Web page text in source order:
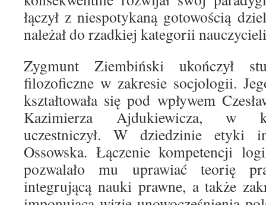
łączył z niespotykaną gotowością
należał do rzadkiej kategorii
Zygmunt Ziembiński ukończył
filozoficzne w zakresie socjologii.
kształtowała się pod wpływem
Kazimierza Ajdukiewicza, w
uczestniczył. W dziedzinie etyki
Ossowska. Łączenie kompetencji
pozwalało mu uprawiać teorię
integrującą nauki prawne, a także